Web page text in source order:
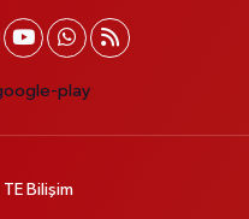
TE Bilişim